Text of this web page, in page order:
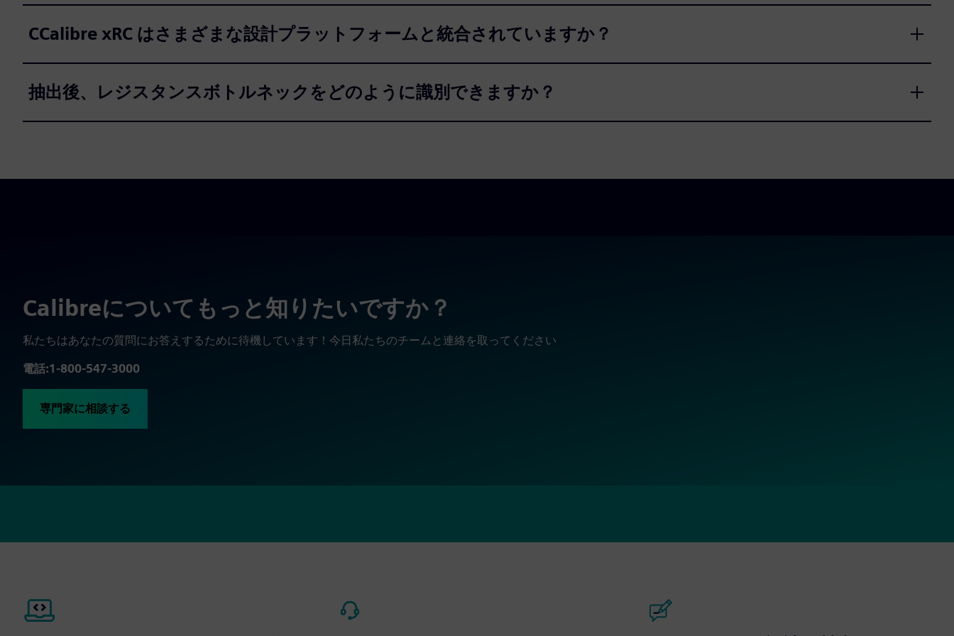
CCalibre xRC はさまざまな設計プラットフォームと統合されていますか？
抽出後、レジスタンスボトルネックをどのように識別できますか？
Calibreについてもっと知りたいですか？
私たちはあなたの質問にお答えするために待機しています！今日私たちのチームと連絡を取ってください
電話:1-800-547-3000
専門家に相談する